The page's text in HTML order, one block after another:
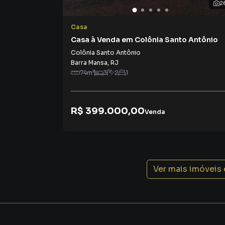
Logo ao entrar no imóvel, você sente aquela
lugar certo. A arquitetura valoriza a
criando espaços agradáveis para viver e
✨ Sala e cozinha em conceito aberto: mais
É o espaço perfeito para:
Casa
Casa à Venda em Colônia Santo Antônio
Colônia Santo Antônio
Barra Mansa, RJ
74m² 3 2 1
R$ 399.000,00Venda
Ver mais imóveis